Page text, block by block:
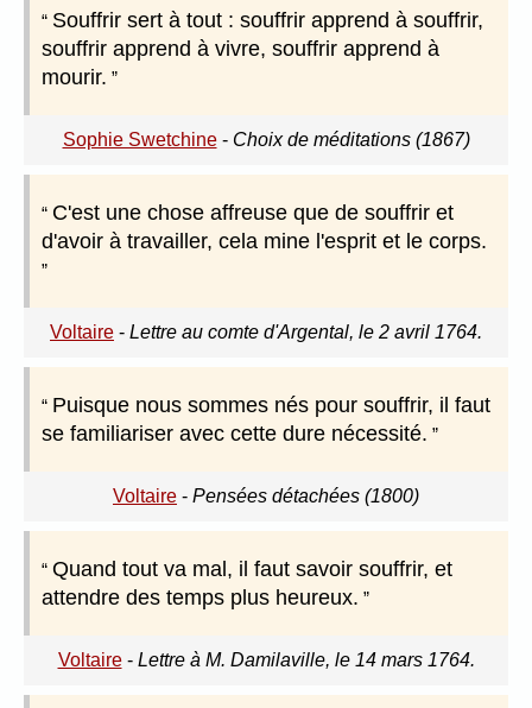
Souffrir sert à tout : souffrir apprend à souffrir,
souffrir apprend à vivre, souffrir apprend à
mourir.
Sophie Swetchine- Choix de méditations (1867)
C'est une chose affreuse que de souffrir et
d'avoir à travailler, cela mine l'esprit et le corps.
Voltaire - Lettre au comte d'Argental, le 2 avril 1764.
Puisque nous sommes nés pour souffrir, il faut
se familiariser avec cette dure nécessité.
Voltaire - Pensées détachées (1800)
Quand tout va mal, il faut savoir souffrir, et
attendre des temps plus heureux.
Voltaire- Lettre à M. Damilaville, le 14 mars 1764.